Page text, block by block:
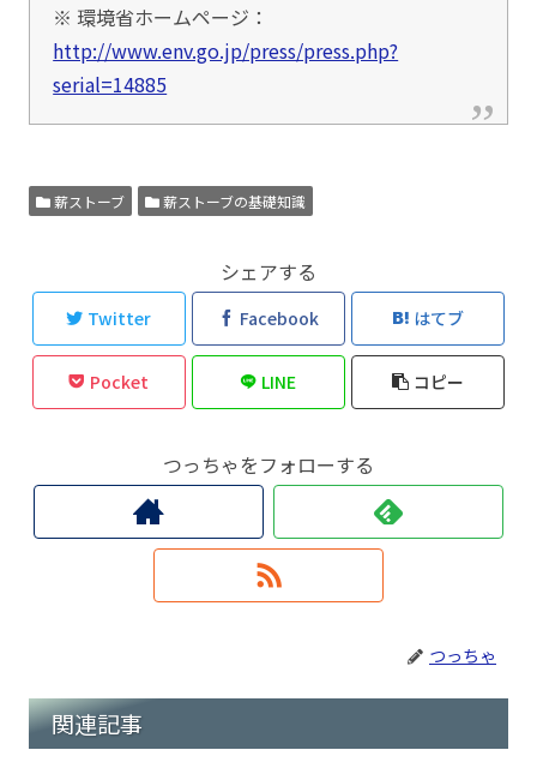
※ 環境省ホームページ：
http://www.env.go.jp/press/press.php?
serial=14885
薪ストーブ 薪ストーブの基礎知識
シェアする
Twitter Facebook はてブ
Pocket LINE コピー
つっちゃをフォローする
つっちゃ
関連記事